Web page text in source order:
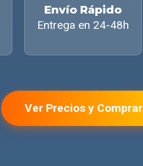
Envío Rápido
Entrega en 24-48h
Ver Precios y Comprar